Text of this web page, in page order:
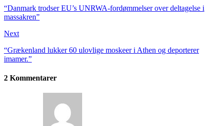
“Danmark trodser EU’s UNRWA-fordømmelser over deltagelse i
massakren”
Next
“Grækenland lukker 60 ulovlige moskeer i Athen og deporterer
imamer.”
2 Kommentarer